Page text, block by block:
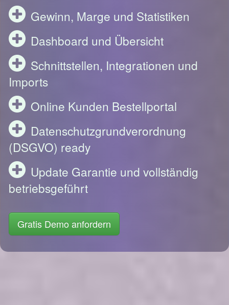
Gewinn, Marge und Statistiken
Dashboard und Übersicht
Schnittstellen, Integrationen und
Imports
Online Kunden Bestellportal
Datenschutzgrundverordnung
(DSGVO) ready
Update Garantie und vollständig
betriebsgeführt
Gratis Demo anfordern